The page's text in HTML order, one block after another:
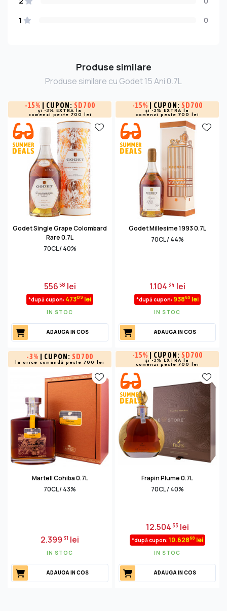
1
0
Produse similare
Produse similare cu Godet 15 Ani 0.7L
-15% | CUPON: SD700
și -3% EXTRA la
comenzi peste 700 lei
Godet Single Grape Colombard
Rare 0.7L
70CL / 40%
55658 lei
*după cupon: 47309 lei
IN STOC
ADAUGA IN COS
-15% | CUPON: SD700
și -3% EXTRA la
comenzi peste 700 lei
Godet Millesime 1993 0.7L
70CL / 44%
1.104 34 lei
*după cupon: 93869 lei
IN STOC
ADAUGA IN COS
-3% | CUPON: SD700
la orice comandă peste 700 lei
Martell Cohiba 0.7L
70CL / 43%
2.399 31 lei
IN STOC
ADAUGA IN COS
-15% | CUPON: SD700
și -3% EXTRA la
comenzi peste 700 lei
Frapin Plume 0.7L
70CL / 40%
12.504 33 lei
*după cupon: 10.62868 lei
IN STOC
ADAUGA IN COS